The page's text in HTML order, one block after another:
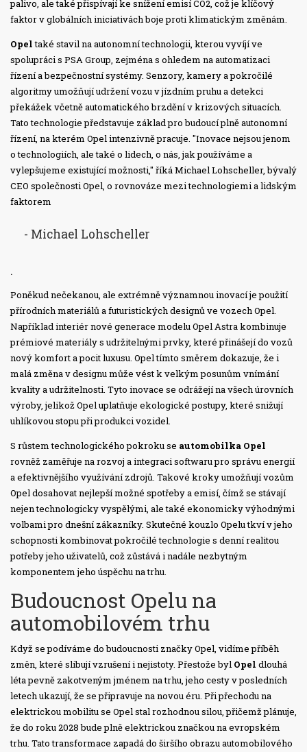
palivo, ale také přispívají ke snížení emisí CO2, což je klíčový
faktor v globálních iniciativách boje proti klimatickým změnám.
Opeltaké stavil na autonomní technologii, kterou vyvíjí ve
spolupráci s PSA Group, zejména s ohledem na automatizaci
řízení a bezpečnostní systémy. Senzory, kamery a pokročilé
algoritmy umožňují udržení vozu v jízdním pruhu a detekci
překážek včetně automatického brzdění v krizových situacích.
Tato technologie představuje základ pro budoucí plně autonomní
řízení, na kterém Opel intenzivně pracuje. "Inovace nejsou jenom
o technologiích, ale také o lidech, o nás, jak používáme a
vylepšujeme existující možnosti," říká Michael Lohscheller, bývalý
CEO společnosti Opel, o rovnováze mezi technologiemi a lidským
faktorem
- Michael Lohscheller
.
Poněkud nečekanou, ale extrémně významnou inovací je použití
přírodních materiálů a futuristických designů ve vozech Opel.
Například interiér nové generace modelu Opel Astra kombinuje
prémiové materiály s udržitelnými prvky, které přinášejí do vozů
nový komfort a pocit luxusu. Opel tímto směrem dokazuje, že i
malá změna v designu může vést k velkým posunům vnímání
kvality a udržitelnosti. Tyto inovace se odrážejí na všech úrovních
výroby, jelikož Opel uplatňuje ekologické postupy, které snižují
uhlíkovou stopu při produkci vozidel.
S růstem technologického pokroku se automobilka Opel
rovněž zaměřuje na rozvoj a integraci softwaru pro správu energií
a efektivnějšího využívání zdrojů. Takové kroky umožňují vozům
Opel dosahovat nejlepší možné spotřeby a emisí, čímž se stávají
nejen technologicky vyspělými, ale také ekonomicky výhodnými
volbami pro dnešní zákazníky. Skutečné kouzlo Opelu tkví v jeho
schopnosti kombinovat pokročilé technologie s denní realitou
potřeby jeho uživatelů, což zůstává i nadále nezbytným
komponentem jeho úspěchu na trhu.
Budoucnost Opelu na
automobilovém trhu
Když se podíváme do budoucnosti značky Opel, vidíme příběh
změn, které slibují vzrušení i nejistoty. Přestože byl Opel dlouhá
léta pevně zakotveným jménem na trhu, jeho cesty v posledních
letech ukazují, že se připravuje na novou éru. Při přechodu na
elektrickou mobilitu se Opel stal rozhodnou silou, přičemž plánuje,
že do roku 2028 bude plně elektrickou značkou na evropském
trhu. Tato transformace zapadá do širšího obrazu automobilového